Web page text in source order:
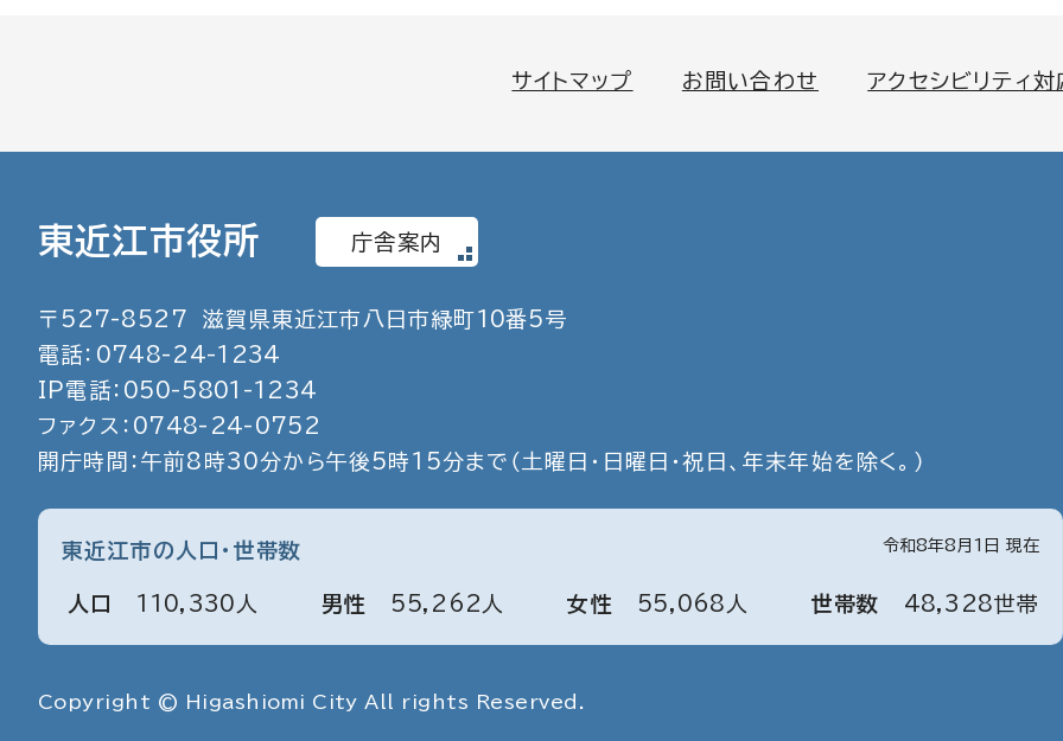
サイトマップ お問い合わせ アクセシビリティ
東近江市役所 庁舎案内
〒 527-8527 滋賀県東近江市八日市緑町10番5号
電話： 0748- 24-1234
IP電話： 050- 5801 -1234
ファクス： 0748- 24- 0752
開庁時間：午前8時30分から午後5時15分まで （土曜日・日曜日・祝日、年末年始を除く。）
東近江市の人口・世帯数 令和8年8月1日 現在
人口 110, 330 人 男性 55, 262 人 女性 55, 068 人 世帯数 48, 328世帯
Copyright © Higashiomi City All rights Reserved.